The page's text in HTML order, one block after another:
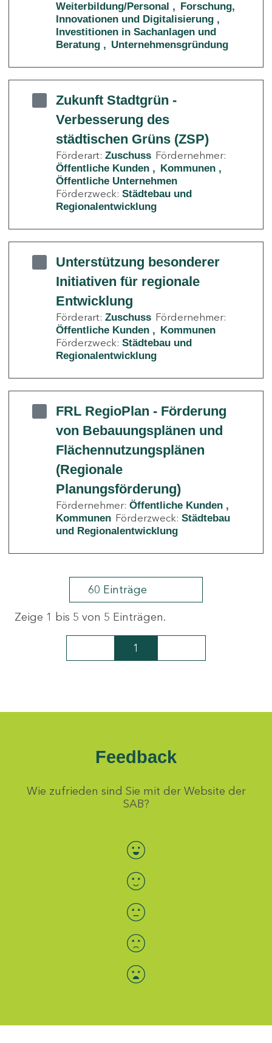
Weiterbildung/Personal
Forschung,
Innovationen und Digitalisierung
Investitionen in Sachanlagen und
Beratung
Unternehmensgründung
Zukunft Stadtgrün -
Verbesserung des
städtischen Grüns (ZSP)
Förderart: Zuschuss Fördernehmer:
Öffentliche Kunden
Kommunen
Öffentliche Unternehmen
Förderzweck: Städtebau und
Regionalentwicklung
Unterstützung besonderer
Initiativen für regionale
Entwicklung
Förderart: Zuschuss Fördernehmer:
Öffentliche Kunden Kommunen
Förderzweck: Städtebau und
Regionalentwicklung
FRL RegioPlan - Förderung
von Bebauungsplänen und
Flächennutzungsplänen
(Regionale
Planungsförderung)
Fördernehmer: Öffentliche Kunden
Kommunen Förderzweck: Städtebau
und Regionalentwicklung
60 Einträge
Zeige 1 bis 5 von 5 Einträgen.
Seite
1
Feedback
Wie zufrieden sind Sie mit der Website der
SAB?
Bewertung auswählen